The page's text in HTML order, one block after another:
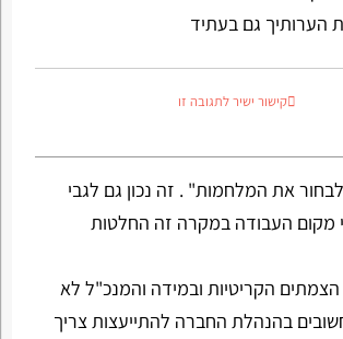
הערותיך גם בעתיד
קישור ישיר לתגובה זו
את המלחמות" . זה נכון גם לגבי
מקום העבודה במקרה זה החלטות
הקריטיות ובמידה והמנכ"ל לא
בהנהלת החברה להתייעצות צריך